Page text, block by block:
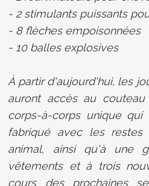
- 2 stimulants puissants
- 8 flèches empoisonnées
- 10 balles explosives
À partir d'aujourd'hui, les
auront accès au
corps-à-corps unique qui
fabriqué avec les
animal, ainsi qu'à une
vêtements et à trois
cours des prochaines